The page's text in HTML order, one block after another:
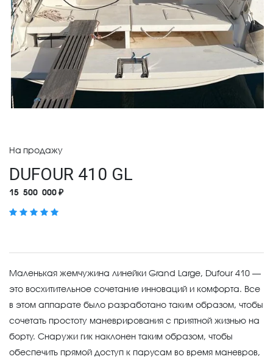
На продажу
DUFOUR 410 GL
15 500 000 ₽
Маленькая жемчужина линейки Grand Large, Dufour 410 —
это восхитительное сочетание инноваций и комфорта. Все
в этом аппарате было разработано таким образом, чтобы
сочетать простоту маневрирования с приятной жизнью на
борту. Снаружи гик наклонен таким образом, чтобы
обеспечить прямой доступ к парусам во время маневров,